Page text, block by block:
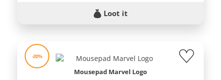
Loot it
-20%
Mousepad Marvel Logo